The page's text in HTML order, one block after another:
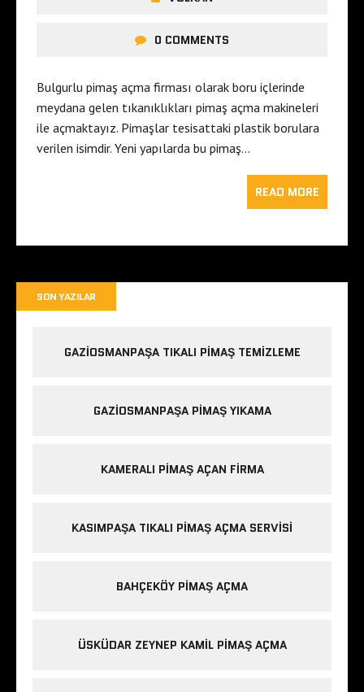
0 COMMENTS
Bulgurlu pimaş açma firması olarak boru içlerinde
meydana gelen tıkanıklıkları pimaş açma makineleri
ile açmaktayız. Pimaşlar tesisattaki plastik borulara
verilen isimdir. Yeni yapılarda bu pimaş…
READ MORE
SON YAZILAR
GAZIOSMANPAŞA TIKALI PIMAŞ TEMIZLEME
GAZIOSMANPAŞA PIMAŞ YIKAMA
KAMERALI PIMAŞ AÇAN FIRMA
KASIMPAŞA TIKALI PIMAŞ AÇMA SERVISI
BAHÇEKÖY PIMAŞ AÇMA
ÜSKÜDAR ZEYNEP KAMIL PIMAŞ AÇMA